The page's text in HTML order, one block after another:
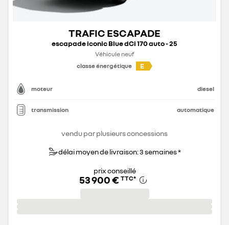
TRAFIC ESCAPADE
escapade iconic Blue dCi 170 auto - 25
Véhicule neuf
classe énergétique
E
moteur diesel
transmission automatique
vendu par plusieurs concessions
délai moyen de livraison: 3 semaines *
prix conseillé
53 900 € TTC*